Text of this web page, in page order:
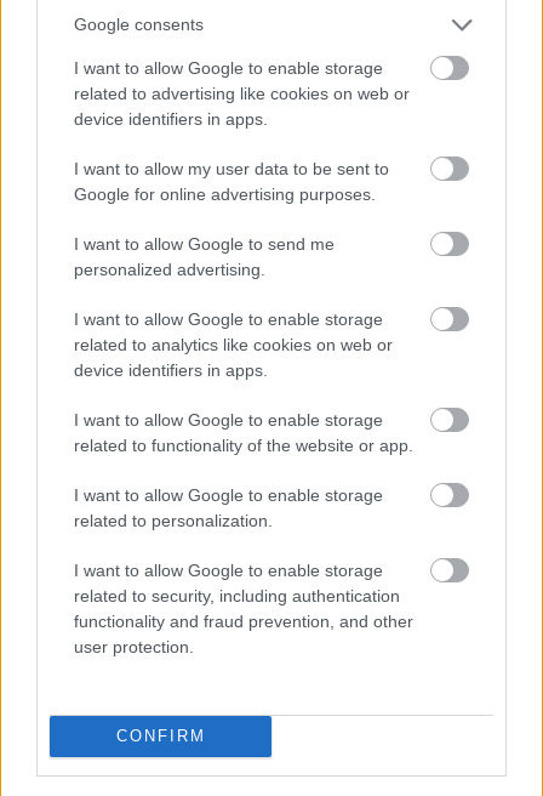
Google consents
I want to allow Google to enable storage
related to advertising like cookies on web or
device identifiers in apps.
I want to allow my user data to be sent to
Google for online advertising purposes.
I want to allow Google to send me
personalized advertising.
I want to allow Google to enable storage
related to analytics like cookies on web or
device identifiers in apps.
I want to allow Google to enable storage
related to functionality of the website or app.
I want to allow Google to enable storage
related to personalization.
I want to allow Google to enable storage
related to security, including authentication
functionality and fraud prevention, and other
user protection.
CONFIRM
Az amúgy visszafogott fazonú Moschino darab
mintáját Cupido szerelmi történetei inspirálták: az
egész ruhát egy reneszánsz festményből szabadult
angyalsereg díszíti, és sajnos még a legjobb
indulattal sem nevezhetjük ízlésesnek. Pláne, hogy
Cyndi hozzáillő fehér-lila-sárga-kék tincseket
festetett a hajába, amivel aztán végleg tönkretette a
megjelenését. Egy valami azonban biztos: az
öregszik meg!
Volt, akinek jobban sikerült az idei szettje:
Cyrus visszatért a vörös szőnyegre és szebb, mint
valaha!
Megosztás
Küldés
Itt állíthatod be
, hogy a Google
keresőben könnyebben megtaláld a
glamour.hu cikkeit